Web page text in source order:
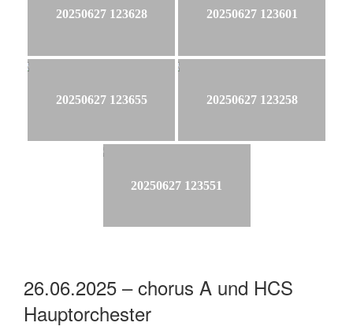
20250627 123628 20250627 123601
20250627 123655 20250627 123258
20250627 123551
26.06.2025 – chorus A und HCS
Hauptorchester